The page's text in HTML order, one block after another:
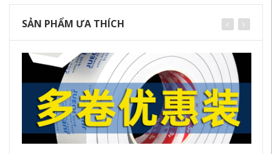
SẢN PHẨM ƯA THÍCH